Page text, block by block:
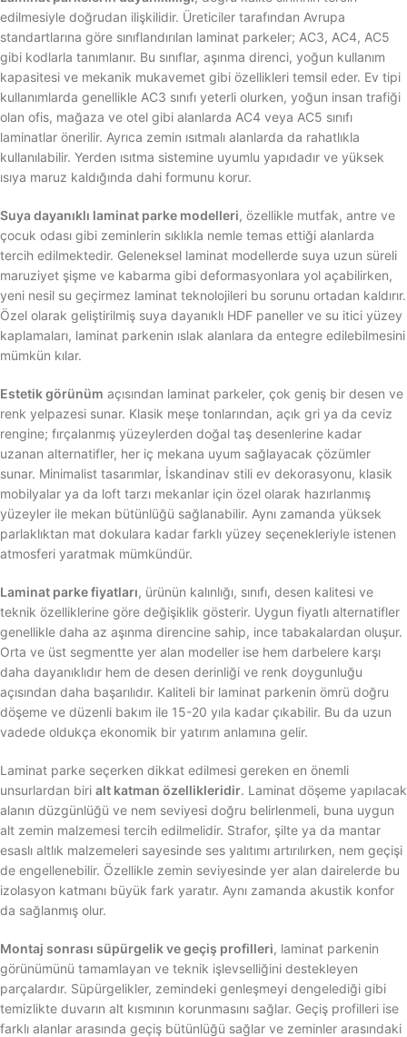
edilmesiyle doğrudan ilişkilidir. Üreticiler tarafından Avrupa
standartlarına göre sınıflandırılan laminat parkeler; AC3, AC4, AC5
gibi kodlarla tanımlanır. Bu sınıflar, aşınma direnci, yoğun kullanım
kapasitesi ve mekanik mukavemet gibi özellikleri temsil eder. Ev tipi
kullanımlarda genellikle AC3 sınıfı yeterli olurken, yoğun insan trafiği
olan ofis, mağaza ve otel gibi alanlarda AC4 veya AC5 sınıfı
laminatlar önerilir. Ayrıca zemin ısıtmalı alanlarda da rahatlıkla
kullanılabilir. Yerden ısıtma sistemine uyumlu yapıdadır ve yüksek
ısıya maruz kaldığında dahi formunu korur.
Suya dayanıklı laminat parke modelleri, özellikle mutfak, antre ve
çocuk odası gibi zeminlerin sıklıkla nemle temas ettiği alanlarda
tercih edilmektedir. Geleneksel laminat modellerde suya uzun süreli
maruziyet şişme ve kabarma gibi deformasyonlara yol açabilirken,
yeni nesil su geçirmez laminat teknolojileri bu sorunu ortadan kaldırır.
Özel olarak geliştirilmiş suya dayanıklı HDF paneller ve su itici yüzey
kaplamaları, laminat parkenin ıslak alanlara da entegre edilebilmesini
mümkün kılar.
Estetik görünüm açısından laminat parkeler, çok geniş bir desen ve
renk yelpazesi sunar. Klasik meşe tonlarından, açık gri ya da ceviz
rengine; fırçalanmış yüzeylerden doğal taş desenlerine kadar
uzanan alternatifler, her iç mekana uyum sağlayacak çözümler
sunar. Minimalist tasarımlar, İskandinav stili ev dekorasyonu, klasik
mobilyalar ya da loft tarzı mekanlar için özel olarak hazırlanmış
yüzeyler ile mekan bütünlüğü sağlanabilir. Aynı zamanda yüksek
parlaklıktan mat dokulara kadar farklı yüzey seçenekleriyle istenen
atmosferi yaratmak mümkündür.
Laminat parke fiyatları, ürünün kalınlığı, sınıfı, desen kalitesi ve
teknik özelliklerine göre değişiklik gösterir. Uygun fiyatlı alternatifler
genellikle daha az aşınma direncine sahip, ince tabakalardan oluşur.
Orta ve üst segmentte yer alan modeller ise hem darbelere karşı
daha dayanıklıdır hem de desen derinliği ve renk doygunluğu
açısından daha başarılıdır. Kaliteli bir laminat parkenin ömrü doğru
döşeme ve düzenli bakım ile 15-20 yıla kadar çıkabilir. Bu da uzun
vadede oldukça ekonomik bir yatırım anlamına gelir.
Laminat parke seçerken dikkat edilmesi gereken en önemli
unsurlardan biri alt katman özellikleridir. Laminat döşeme yapılacak
alanın düzgünlüğü ve nem seviyesi doğru belirlenmeli, buna uygun
alt zemin malzemesi tercih edilmelidir. Strafor, şilte ya da mantar
esaslı altlık malzemeleri sayesinde ses yalıtımı artırılırken, nem geçişi
de engellenebilir. Özellikle zemin seviyesinde yer alan dairelerde bu
izolasyon katmanı büyük fark yaratır. Aynı zamanda akustik konfor
da sağlanmış olur.
Montaj sonrası süpürgelik ve geçiş profilleri, laminat parkenin
görünümünü tamamlayan ve teknik işlevselliğini destekleyen
parçalardır. Süpürgelikler, zemindeki genleşmeyi dengelediği gibi
temizlikte duvarın alt kısmının korunmasını sağlar. Geçiş profilleri ise
farklı alanlar arasında geçiş bütünlüğü sağlar ve zeminler arasındaki